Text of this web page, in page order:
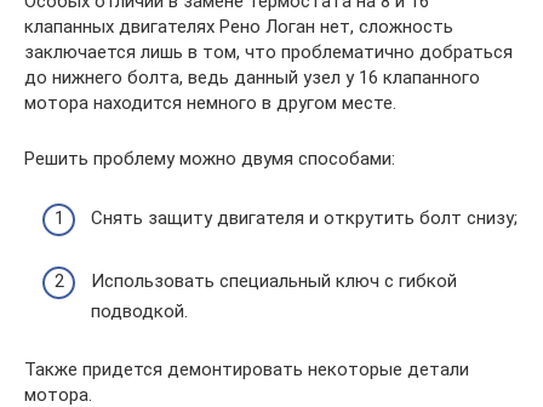
клапанных двигателях Рено Логан нет, сложность
заключается лишь в том, что проблематично добраться
до нижнего болта, ведь данный узел у 16 клапанного
мотора находится немного в другом месте.
Решить проблему можно двумя способами:
Снять защиту двигателя и открутить болт снизу;
Использовать специальный ключ с гибкой
подводкой.
Также придется демонтировать некоторые детали
мотора.